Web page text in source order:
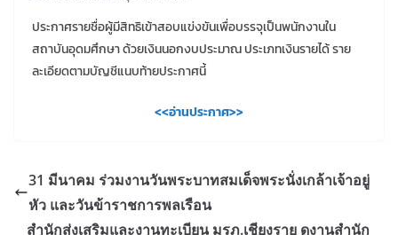
ประกาศรายชื่อผู้มีสิทธิเข้าสอบแข่งขันเพื่อบรรจุเป็นพนักงานใน
สถาบันอุดมศึกษา ด้วยเงินนอกงบประมาณ ประเภทเงินรายได้ ราย
ละเอียดตามบัญชีแนบท้ายประกาศนี้
<<อ่านประกาศ>>
31 มีนาคม ร่วมงานวันพระบาทสมเด็จพระนั่งเกล้าเจ้าอยู่
หัว และวันข้าราชการพลเรือน
สำนักส่งเสริมและงานทะเบียน มรภ.เชียงราย ดูงานสำนัก